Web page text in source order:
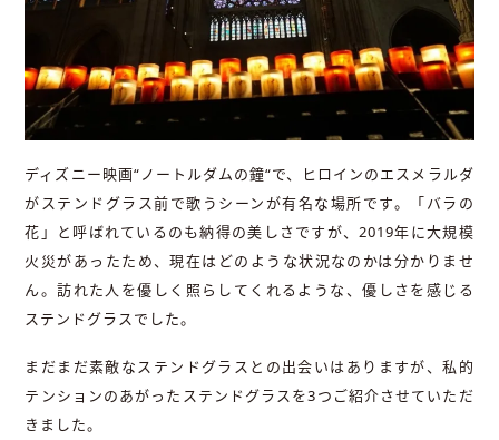
ディズニー映画“ノートルダムの鐘“で、ヒロインのエスメラルダ
がステンドグラス前で歌うシーンが有名な場所です。「バラの
花」と呼ばれているのも納得の美しさですが、2019年に大規模
火災があったため、現在はどのような状況なのかは分かりませ
ん。訪れた人を優しく照らしてくれるような、優しさを感じる
ステンドグラスでした。
まだまだ素敵なステンドグラスとの出会いはありますが、私的
テンションのあがったステンドグラスを3つご紹介させていただ
きました。